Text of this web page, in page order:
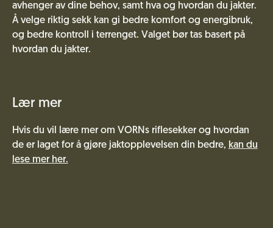
avhenger av dine behov, samt hva og hvordan du jakter.
Å velge riktig sekk kan gi bedre komfort og energibruk,
og bedre kontroll i terrenget. Valget bør tas basert på
hvordan du jakter.
Lær mer
Hvis du vil lære mer om VORNs riflesekker og hvordan
de er laget for å gjøre jaktopplevelsen din bedre, kan du
lese mer her.